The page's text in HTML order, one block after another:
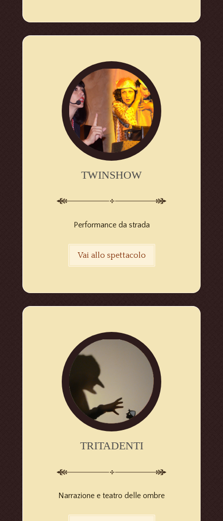
TWINSHOW
Performance da strada
Vai allo spettacolo
TRITADENTI
Narrazione e teatro delle ombre